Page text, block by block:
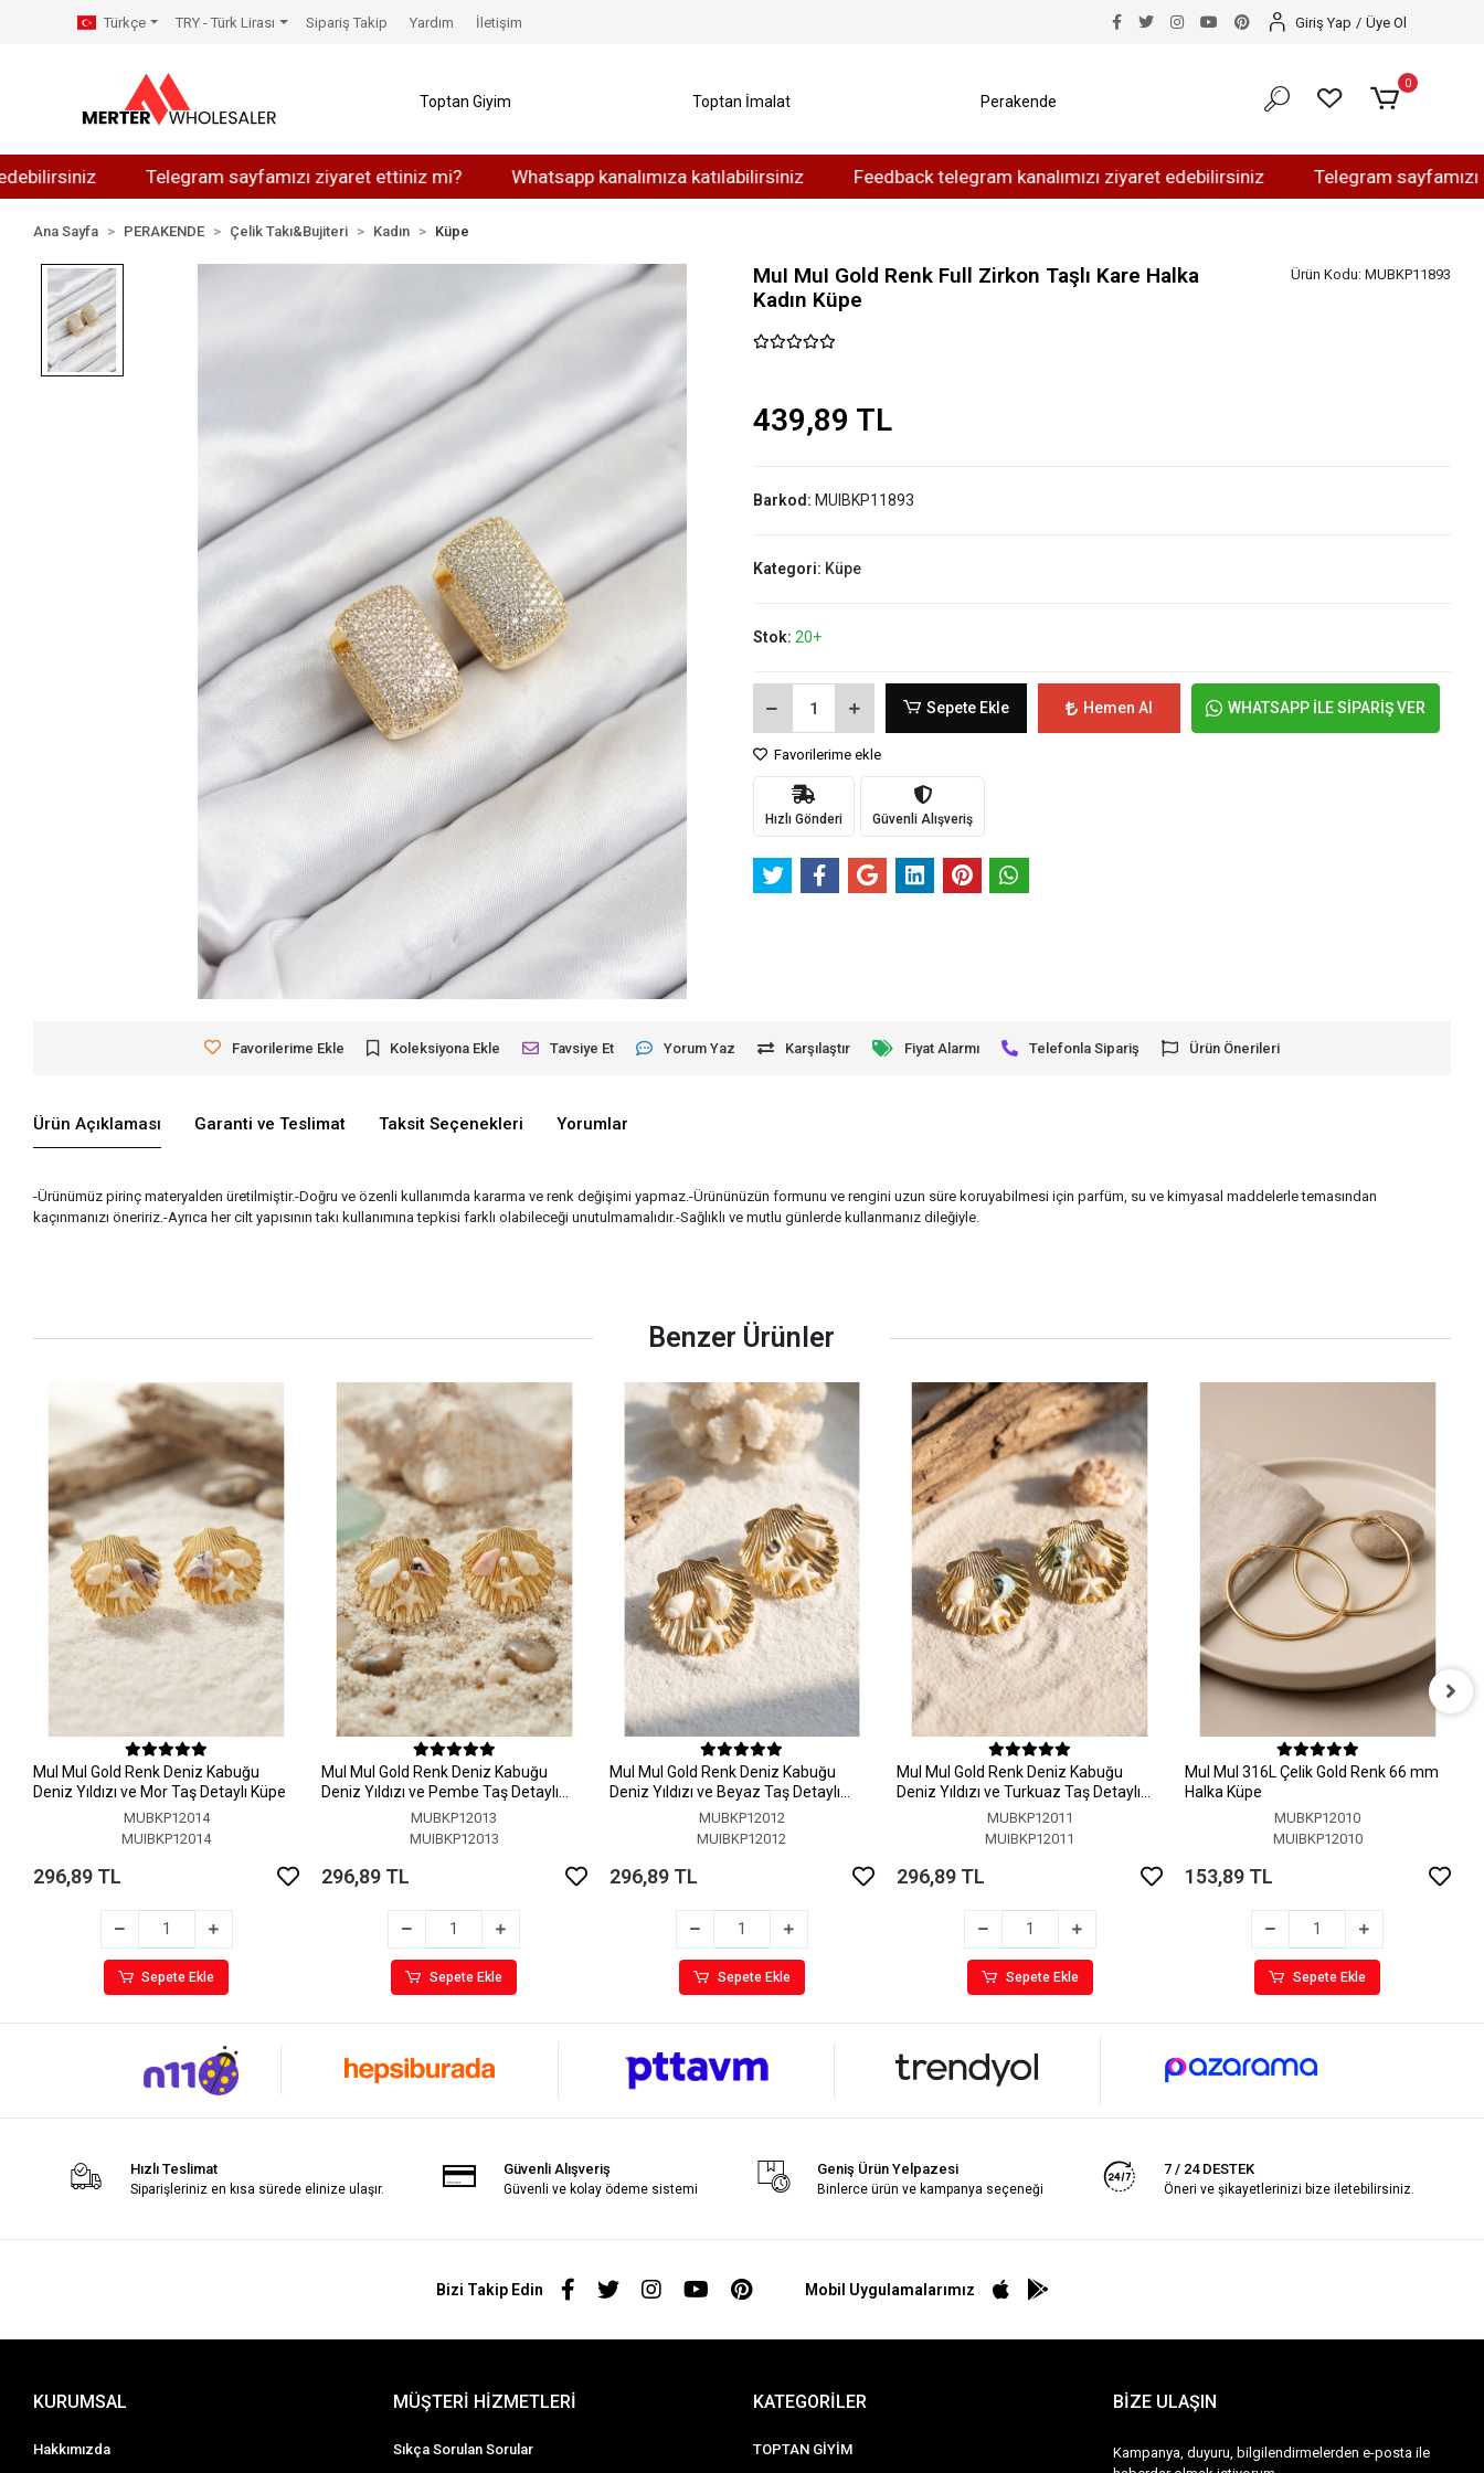
Telegram sayfamızı ziyaret ettiniz mi? Whatsapp kanalımıza katılabilirsiniz Feedback telegram kanalımızı ziyaret edebilirsiniz Telegram sayfamızı
Türkçe TRY - Türk Lirası Sipariş Takip Yardım İletişim Giriş Yap / Üye Ol
Toptan Giyim Toptan İmalat Perakende
0
Ana Sayfa PERAKENDE Çelik Takı&Bujiteri Kadın Küpe
MuI MuI Gold Renk Full Zirkon Taşlı Kare Halka
Kadın Küpe
Ürün Kodu: MUBKP11893
439,89 TL
Barkod: MUIBKP11893
Kategori: Küpe
Stok: 20+
Sepete Ekle Hemen Al WHATSAPP İLE SİPARİŞ VER
Favorilerime ekle
Hızlı Gönderi Güvenli Alışveriş
Favorilerime Ekle Koleksiyona Ekle Tavsiye Et Yorum Yaz Karşılaştır Fiyat Alarmı Telefonla Sipariş Ürün Önerileri
Ürün Açıklaması Garanti ve Teslimat Taksit Seçenekleri Yorumlar
-Ürünümüz pirinç materyalden üretilmiştir.-Doğru ve özenli kullanımda kararma ve renk değişimi yapmaz.-Ürününüzün formunu ve rengini uzun süre koruyabilmesi için parfüm, su ve kimyasal maddelerle temasından
kaçınmanızı öneririz.-Ayrıca her cilt yapısının takı kullanımına tepkisi farklı olabileceği unutulmamalıdır.-Sağlıklı ve mutlu günlerde kullanmanız dileğiyle.
Benzer Ürünler
MuI MuI Gold Renk Deniz Kabuğu
Deniz Yıldızı ve Mor Taş Detaylı Küpe
MUBKP12014
MUIBKP12014
296,89 TL
Sepete Ekle
MuI MuI Gold Renk Deniz Kabuğu
Deniz Yıldızı ve Pembe Taş Detaylı
MUBKP12013
MUIBKP12013
296,89 TL
Sepete Ekle
MuI MuI Gold Renk Deniz Kabuğu
Deniz Yıldızı ve Beyaz Taş Detaylı
MUBKP12012
MUIBKP12012
296,89 TL
Sepete Ekle
MuI MuI Gold Renk Deniz Kabuğu
Deniz Yıldızı ve Turkuaz Taş Detaylı
MUBKP12011
MUIBKP12011
296,89 TL
Sepete Ekle
MuI MuI 316L Çelik Gold Renk 66 mm
Halka Küpe
MUBKP12010
MUIBKP12010
153,89 TL
Sepete Ekle
Hızlı Teslimat
Siparişleriniz en kısa sürede elinize ulaşır.
Güvenli Alışveriş
Güvenli ve kolay ödeme sistemi
Geniş Ürün Yelpazesi
Binlerce ürün ve kampanya seçeneği
7 / 24 DESTEK
Öneri ve şikayetlerinizi bize iletebilirsiniz.
Bizi Takip Edin Mobil Uygulamalarımız
KURUMSAL
Hakkımızda
MÜŞTERİ HİZMETLERİ
Sıkça Sorulan Sorular
KATEGORİLER
TOPTAN GİYİM
BİZE ULAŞIN
Kampanya, duyuru, bilgilendirmelerden e-posta ile